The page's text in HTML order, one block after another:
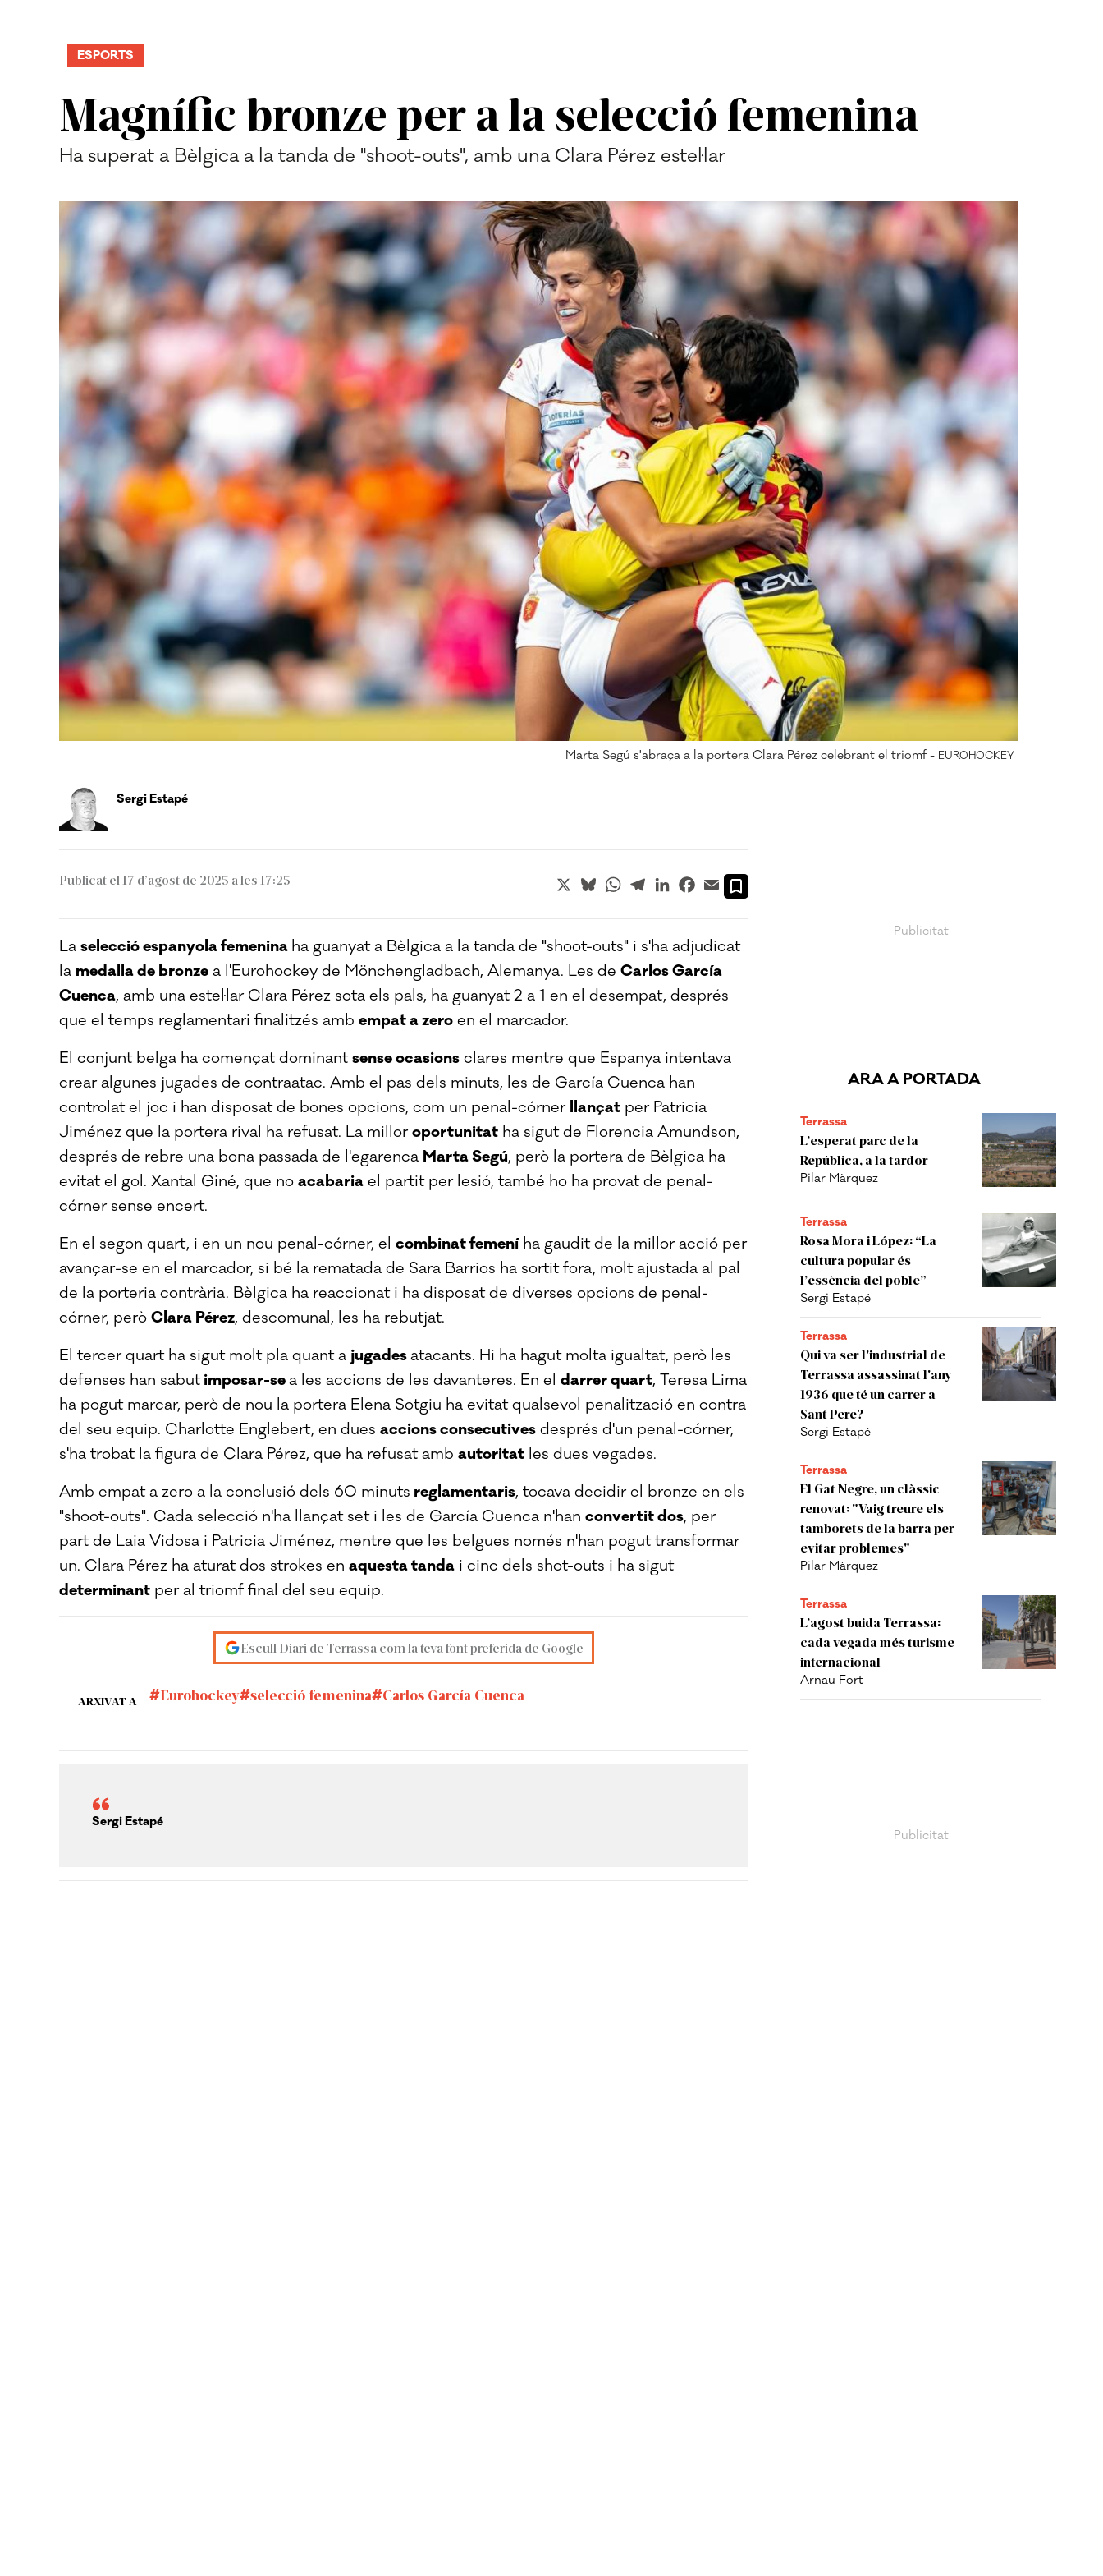
Magnífic bronze per a la selecció femenina
ESPORTS
Ha superat a Bèlgica a la tanda de "shoot-outs", amb una Clara Pérez estel·lar
Marta Segú s'abraça a la portera Clara Pérez celebrant el triomf - EUROHOCKEY
ARA A PORTADA
Terrassa
L’esperat parc de la
República, a la tardor
Pilar Màrquez
Terrassa
Rosa Mora i López: “La
cultura popular és
l’essència del poble”
Sergi Estapé
Terrassa
Qui va ser l'industrial de
Terrassa assassinat l'any
1936 que té un carrer a
Sant Pere?
Sergi Estapé
Terrassa
El Gat Negre, un clàssic
renovat: "Vaig treure els
tamborets de la barra per
evitar problemes"
Pilar Màrquez
Terrassa
L’agost buida Terrassa:
cada vegada més turisme
internacional
Arnau Fort
Sergi Estapé
Publicat el 17 d’agost de 2025 a les 17:25 X BlueskyWhatsApp
TelegramLinkedInFacebook
Email
La selecció espanyola femenina ha guanyat a Bèlgica a la tanda de "shoot-outs" i s'ha adjudicat
la medalla de bronze a l'Eurohockey de Mönchengladbach, Alemanya. Les de Carlos García
Cuenca, amb una estel·lar Clara Pérez sota els pals, ha guanyat 2 a 1 en el desempat, després
que el temps reglamentari finalitzés amb empat a zero en el marcador.
El conjunt belga ha començat dominantsense ocasions clares mentre que Espanya intentava
crear algunes jugades de contraatac. Amb el pas dels minuts, les de García Cuenca han
controlat el joc i han disposat de bones opcions, com un penal-córner llançat per Patricia
Jiménez que la portera rival ha refusat. La milloroportunitat ha sigut de Florencia Amundson,
després de rebre una bona passada de l'egarenca Marta Segú, però la portera de Bèlgica ha
evitat el gol. Xantal Giné, que no acabaria el partit per lesió, també ho ha provat de penal-
córner sense encert.
En el segon quart, i en un nou penal-córner, el combinat femeníha gaudit de la millor acció per
avançar-se en el marcador, si bé la rematada de Sara Barrios ha sortit fora, molt ajustada al pal
de la porteria contrària. Bèlgica ha reaccionat i ha disposat de diverses opcions de penal-
córner, però Clara Pérez, descomunal, les ha rebutjat.
El tercer quart ha sigut molt pla quant a jugadesatacants. Hi ha hagut molta igualtat, però les
defenses han sabutimposar-sea les accions de les davanteres. En el darrer quart, Teresa Lima
ha pogut marcar, però de nou la portera Elena Sotgiu ha evitat qualsevol penalització en contra
del seu equip. Charlotte Englebert, en dues accions consecutives després d'un penal-córner,
s'ha trobat la figura de Clara Pérez, que ha refusat amb autoritat les dues vegades.
Amb empat a zero a la conclusió dels 60 minuts reglamentaris, tocava decidir el bronze en els
"shoot-outs". Cada selecció n'ha llançat set i les de García Cuenca n'han convertit dos, per
part de Laia Vidosa i Patricia Jiménez, mentre que les belgues només n'han pogut transformar
un. Clara Pérez ha aturat dos strokes en aquesta tanda i cinc dels shot-outs i ha sigut
determinant per al triomf final del seu equip.
Escull Diari de Terrassa com la teva font preferida de Google
ARXIVAT A Eurohockey selecció femenina Carlos García Cuenca
Sergi Estapé